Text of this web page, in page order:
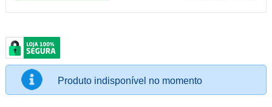
Produto indisponível no momento